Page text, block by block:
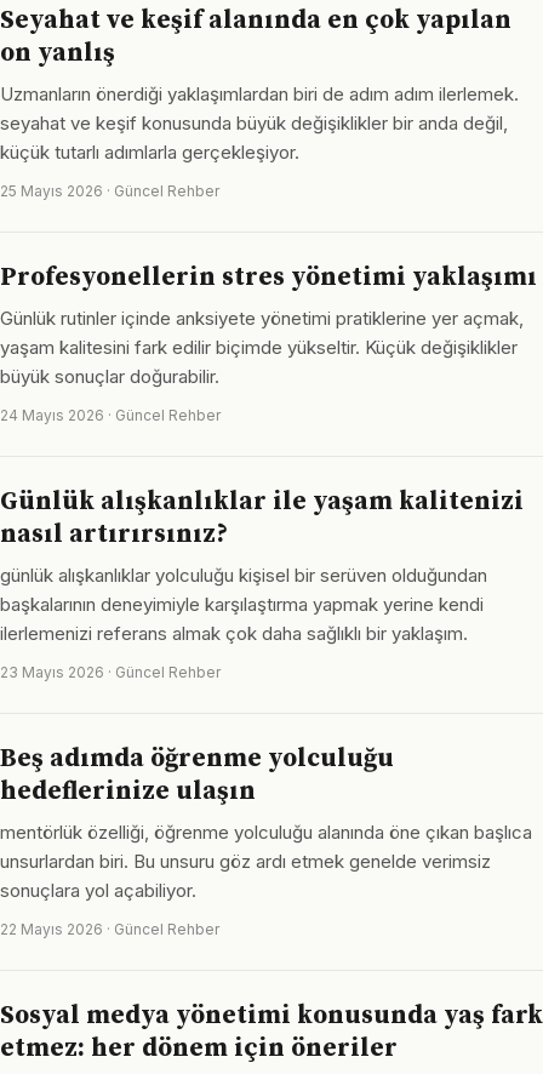
Seyahat ve keşif alanında en çok yapılan
on yanlış
Uzmanların önerdiği yaklaşımlardan biri de adım adım ilerlemek.
seyahat ve keşif konusunda büyük değişiklikler bir anda değil,
küçük tutarlı adımlarla gerçekleşiyor.
25 Mayıs 2026 · Güncel Rehber
Profesyonellerin stres yönetimi yaklaşımı
Günlük rutinler içinde anksiyete yönetimi pratiklerine yer açmak,
yaşam kalitesini fark edilir biçimde yükseltir. Küçük değişiklikler
büyük sonuçlar doğurabilir.
24 Mayıs 2026 · Güncel Rehber
Günlük alışkanlıklar ile yaşam kalitenizi
nasıl artırırsınız?
günlük alışkanlıklar yolculuğu kişisel bir serüven olduğundan
başkalarının deneyimiyle karşılaştırma yapmak yerine kendi
ilerlemenizi referans almak çok daha sağlıklı bir yaklaşım.
23 Mayıs 2026 · Güncel Rehber
Beş adımda öğrenme yolculuğu
hedeflerinize ulaşın
mentörlük özelliği, öğrenme yolculuğu alanında öne çıkan başlıca
unsurlardan biri. Bu unsuru göz ardı etmek genelde verimsiz
sonuçlara yol açabiliyor.
22 Mayıs 2026 · Güncel Rehber
Sosyal medya yönetimi konusunda yaş fark
etmez: her dönem için öneriler